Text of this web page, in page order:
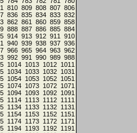
806
807
808
809
810
832
833
834
835
836
858
859
860
861
862
884
885
886
887
888
910
911
912
913
914
936
937
938
939
940
962
963
964
965
966
988
989
990
991
992
1011
1012
1013
1014
1031
1032
1033
1034
1051
1052
1053
1054
1071
1072
1073
1074
1091
1092
1093
1094
1111
1112
1113
1114
1131
1132
1133
1134
1151
1152
1153
1154
1171
1172
1173
1174
1191
1192
1193
1194